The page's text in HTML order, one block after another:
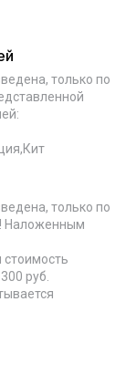
только по
только по
Наложенным
руб.